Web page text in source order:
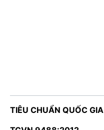
TIÊU CHUẨN QUỐC GIA